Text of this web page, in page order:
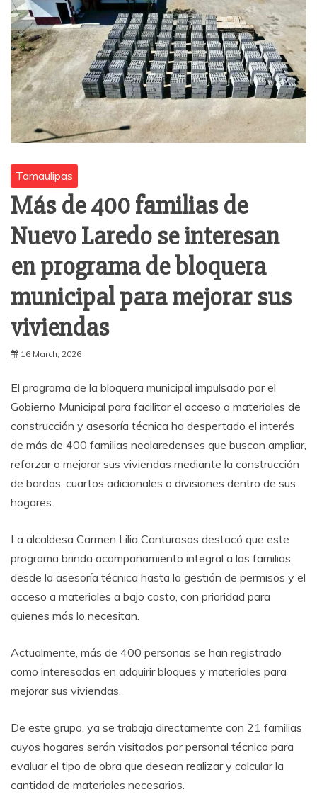
Tamaulipas
Más de 400 familias de
Nuevo Laredo se interesan
en programa de bloquera
municipal para mejorar sus
viviendas
16 March, 2026
El programa de la bloquera municipal impulsado por el
Gobierno Municipal para facilitar el acceso a materiales de
construcción y asesoría técnica ha despertado el interés
de más de 400 familias neolaredenses que buscan ampliar,
reforzar o mejorar sus viviendas mediante la construcción
de bardas, cuartos adicionales o divisiones dentro de sus
hogares.
La alcaldesa Carmen Lilia Canturosas destacó que este
programa brinda acompañamiento integral a las familias,
desde la asesoría técnica hasta la gestión de permisos y el
acceso a materiales a bajo costo, con prioridad para
quienes más lo necesitan.
Actualmente, más de 400 personas se han registrado
como interesadas en adquirir bloques y materiales para
mejorar sus viviendas.
De este grupo, ya se trabaja directamente con 21 familias
cuyos hogares serán visitados por personal técnico para
evaluar el tipo de obra que desean realizar y calcular la
cantidad de materiales necesarios.